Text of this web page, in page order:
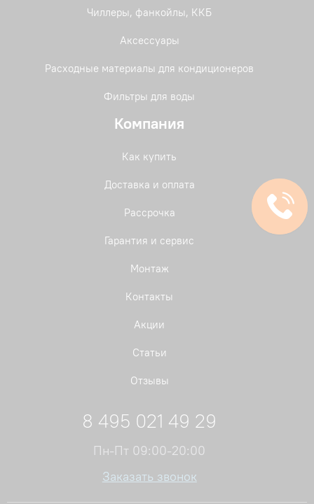
Чиллеры, фанкойлы, ККБ
Аксессуары
Расходные материалы для кондиционеров
Фильтры для воды
Компания
Как купить
Доставка и оплата
Рассрочка
Гарантия и сервис
Монтаж
Контакты
Акции
Статьи
Отзывы
8 495 021 49 29
Пн-Пт 09:00-20:00
Заказать звонок